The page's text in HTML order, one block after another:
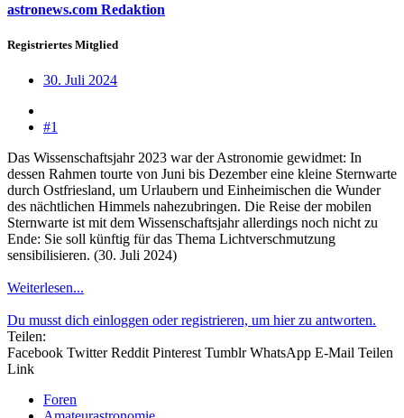
astronews.com Redaktion
Registriertes Mitglied
30. Juli 2024
#1
Das Wissenschaftsjahr 2023 war der Astronomie gewidmet: In
dessen Rahmen tourte von Juni bis Dezember eine kleine Sternwarte
durch Ostfriesland, um Urlaubern und Einheimischen die Wunder
des nächtlichen Himmels nahezubringen. Die Reise der mobilen
Sternwarte ist mit dem Wissenschaftsjahr allerdings noch nicht zu
Ende: Sie soll künftig für das Thema Lichtverschmutzung
sensibilisieren. (30. Juli 2024)
Weiterlesen...
Du musst dich einloggen oder registrieren, um hier zu antworten.
Teilen:
Facebook Twitter Reddit Pinterest Tumblr WhatsApp E-Mail Teilen
Link
Foren